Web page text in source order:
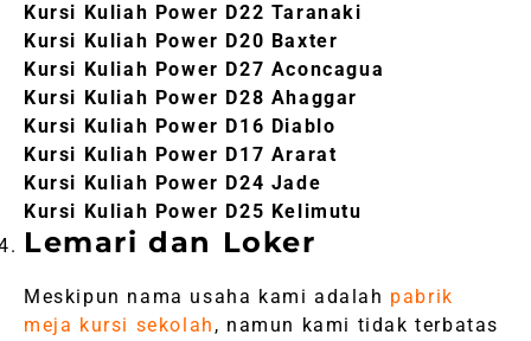
Kursi Kuliah Power D22 Taranaki
Kursi Kuliah Power D20 Baxter
Kursi Kuliah Power D27 Aconcagua
Kursi Kuliah Power D28 Ahaggar
Kursi Kuliah Power D16 Diablo
Kursi Kuliah Power D17 Ararat
Kursi Kuliah Power D24 Jade
Kursi Kuliah Power D25 Kelimutu
Lemari dan Loker
Meskipun nama usaha kami adalah pabrik
meja kursi sekolah , namun kami tidak terbatas